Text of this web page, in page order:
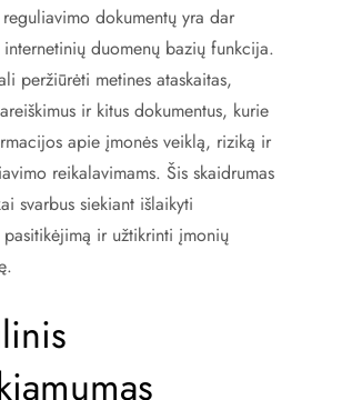
dokumentų yra dar
duomenų bazių funkcija.
peržiūrėti metines ataskaitas,
ir kitus dokumentus, kurie
apie įmonės veiklą, riziką ir
reikalavimams. Šis skaidrumas
svarbus siekiant išlaikyti
pasitikėjimą ir užtikrinti įmonių